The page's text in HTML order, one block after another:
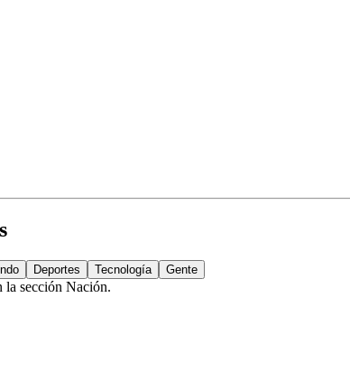
Deportes Tecnología Gente
la sección Nación.